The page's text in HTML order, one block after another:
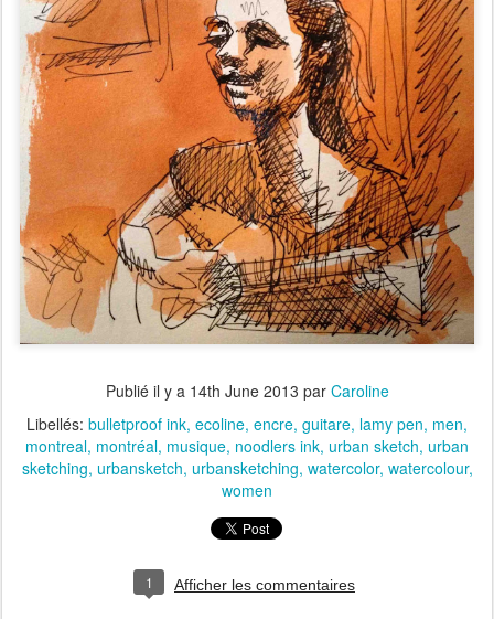
Publié il y a 14th June 2013 par Caroline
Libellés: bulletproof ink ecoline encre guitare lamy pen men
montreal montréal musique noodlers ink urban sketch urban
sketching urbansketch urbansketching watercolor watercolour
women
1 Afficher les commentaires